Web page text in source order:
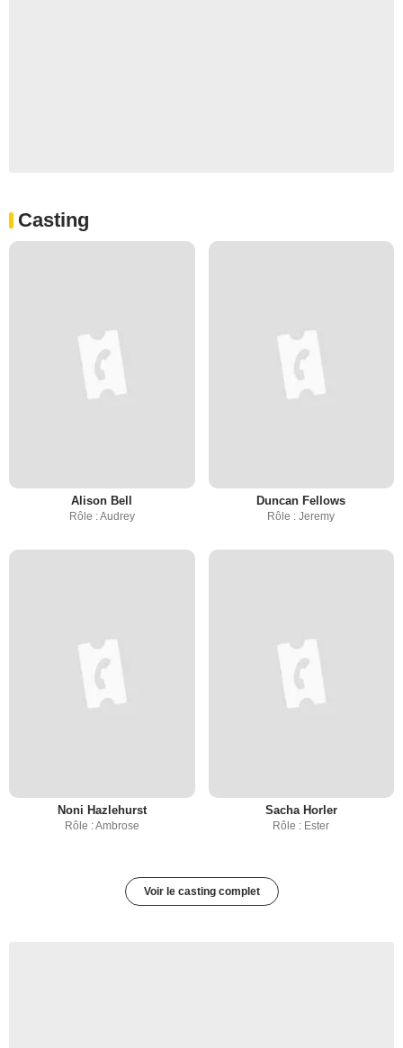
Casting
Alison Bell
Rôle : Audrey
Duncan Fellows
Rôle : Jeremy
Noni Hazlehurst
Rôle : Ambrose
Sacha Horler
Rôle : Ester
Voir le casting complet